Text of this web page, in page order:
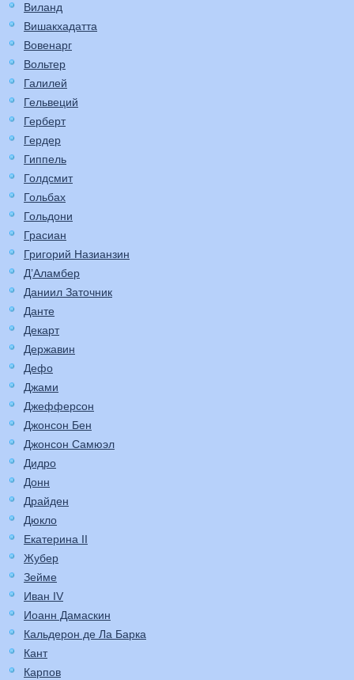
Виланд
Вишакхадатта
Вовенарг
Вольтер
Галилей
Гельвеций
Герберт
Гердер
Гиппель
Голдсмит
Гольбах
Гольдони
Грасиан
Григорий Назианзин
Д’Аламбер
Даниил Заточник
Данте
Декарт
Державин
Дефо
Джами
Джефферсон
Джонсон Бен
Джонсон Самюэл
Дидро
Донн
Драйден
Дюкло
Екатерина II
Жубер
Зейме
Иван IV
Иоанн Дамаскин
Кальдерон де Ла Барка
Кант
Карпов